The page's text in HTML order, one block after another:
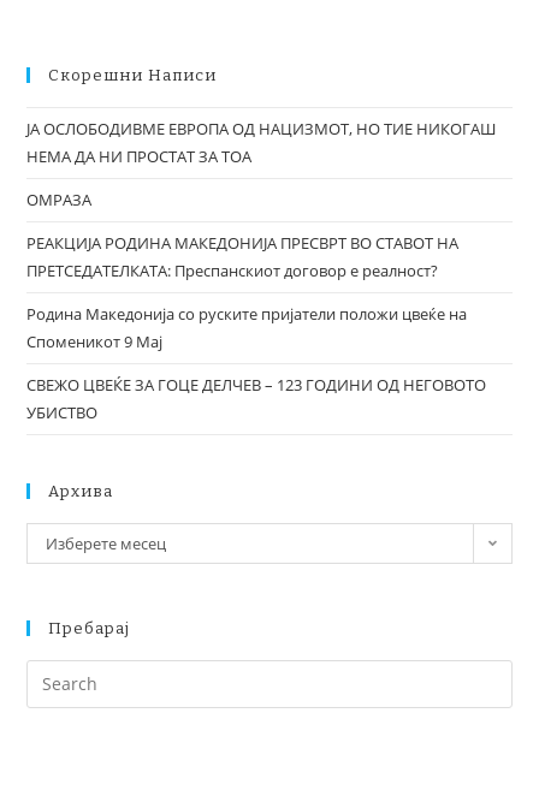
Скорешни Написи
ЈА ОСЛОБОДИВМЕ ЕВРОПА ОД НАЦИЗМОТ, НО ТИЕ НИКОГАШ
НЕМА ДА НИ ПРОСТАТ ЗА ТОА
ОМРАЗА
РЕАКЦИЈА РОДИНА МАКЕДОНИЈА ПРЕСВРТ ВО СТАВОТ НА
ПРЕТСЕДАТЕЛКАТА: Преспанскиот договор е реалност?
Родина Македонија со руските пријатели положи цвеќе на
Споменикот 9 Мај
СВЕЖО ЦВЕЌЕ ЗА ГОЦЕ ДЕЛЧЕВ – 123 ГОДИНИ ОД НЕГОВОТО
УБИСТВО
Архива
Изберете месец
Пребарај